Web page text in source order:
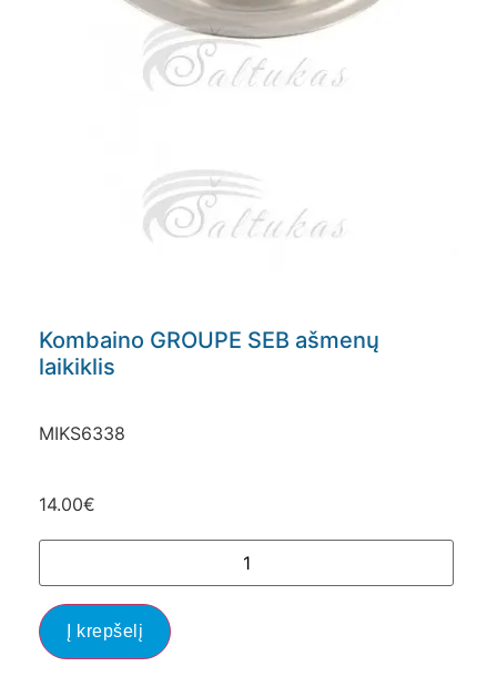
Kombaino GROUPE SEB ašmenų
laikiklis
MIKS6338
14.00€
Į krepšelį